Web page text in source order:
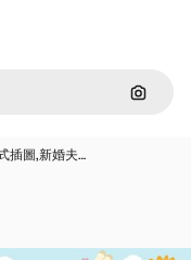
通過圖
插圖,新婚夫…